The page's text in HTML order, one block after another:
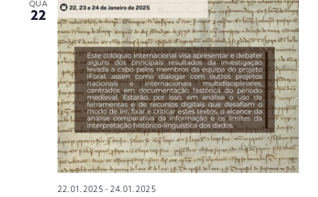
QUA
22
22.01.2025- 24.01.2025